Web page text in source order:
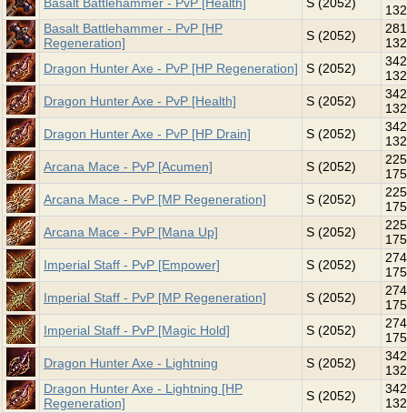
132
Basalt Battlehammer - PvP [HP
Regeneration]
S (2052)
132
Dragon Hunter Axe - PvP [HP Regeneration]
S (2052)
132
Dragon Hunter Axe - PvP [Health]
S (2052)
132
Dragon Hunter Axe - PvP [HP Drain]
S (2052)
132
Arcana Mace - PvP [Acumen]
S (2052)
175
Arcana Mace - PvP [MP Regeneration]
S (2052)
175
Arcana Mace - PvP [Mana Up]
S (2052)
175
Imperial Staff - PvP [Empower]
S (2052)
175
Imperial Staff - PvP [MP Regeneration]
S (2052)
175
Imperial Staff - PvP [Magic Hold]
S (2052)
175
Dragon Hunter Axe - Lightning
S (2052)
132
Dragon Hunter Axe - Lightning [HP
Regeneration]
S (2052)
132